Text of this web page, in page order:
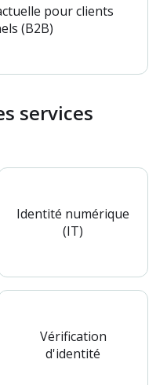
pour clients
(B2B)
services
Identité numérique
(IT)
Vérification
d'identité